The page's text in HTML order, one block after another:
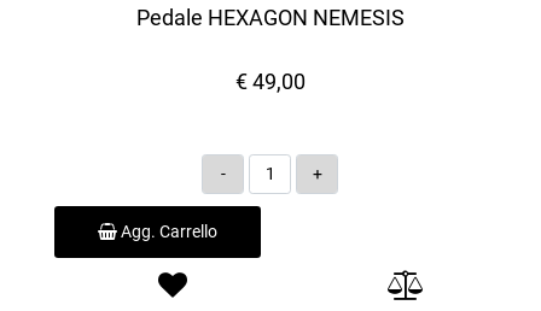
Pedale HEXAGON NEMESIS
€ 49,00
Quantità
Agg. Carrello